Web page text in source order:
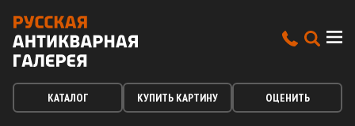
КАТАЛОГ КУПИТЬ КАРТИНУ ОЦЕНИТЬ